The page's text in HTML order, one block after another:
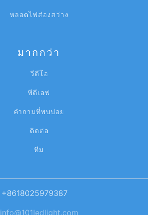
หลอดไฟส่องสว่าง
มากกว่า
วีดีโอ
พีดีเอฟ
คำถามที่พบบ่อย
ติดต่อ
ทีม
+8618025979387
info@101ledlight.com